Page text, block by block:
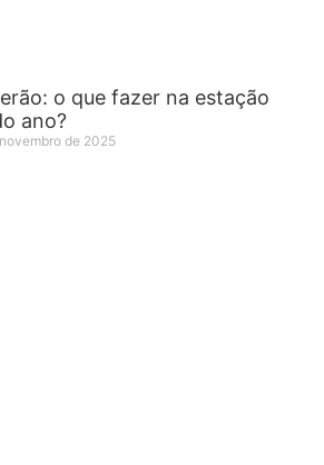
o que fazer na estação
ano?
de 2025